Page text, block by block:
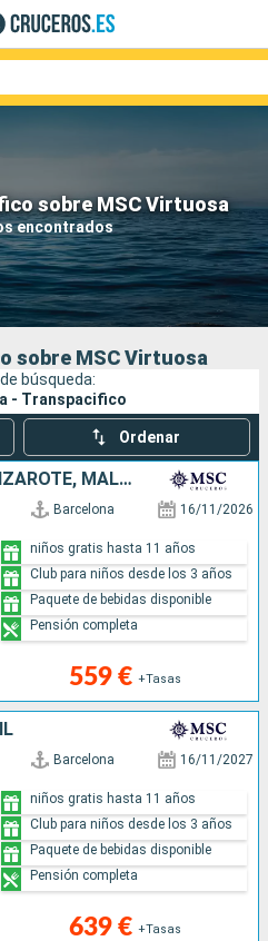
sobre MSC Virtuosa
encontrados
Compañías
Buscar
sobre MSC Virtuosa
búsqueda:
- Transpacifico
Ordenar
ESPAÑA, PORTUGAL, LANZAROTE, MALLORCA, BRASIL
Barcelona 16/11/2026
559 € +Tasas
niños gratis hasta 11 años
Club para niños desde los 3 años
Paquete de bebidas disponible
Pensión completa
Barcelona 16/11/2027
639 € +Tasas
niños gratis hasta 11 años
Club para niños desde los 3 años
Paquete de bebidas disponible
Pensión completa